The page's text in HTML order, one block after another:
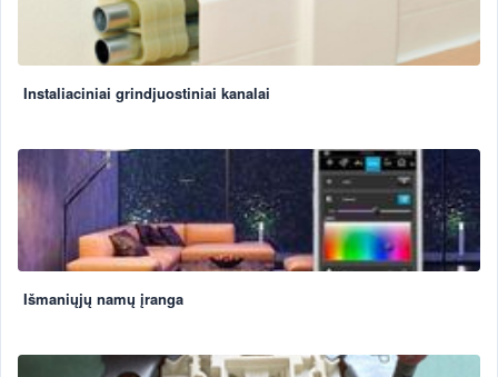
Instaliaciniai grindjuostiniai kanalai
Išmaniųjų namų įranga